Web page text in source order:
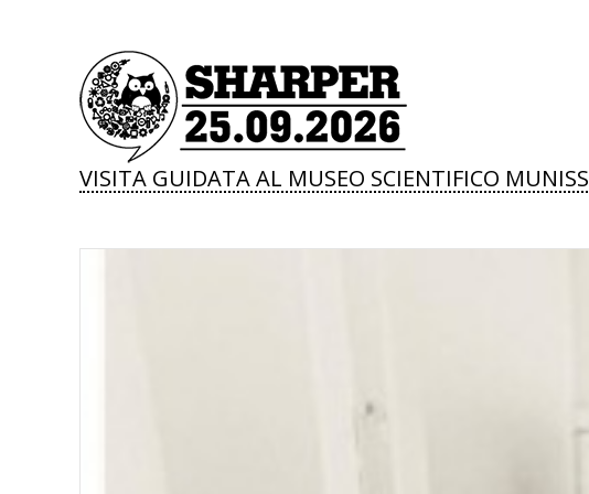
VISITA GUIDATA AL MUSEO SCIENTIFICO MUNISS